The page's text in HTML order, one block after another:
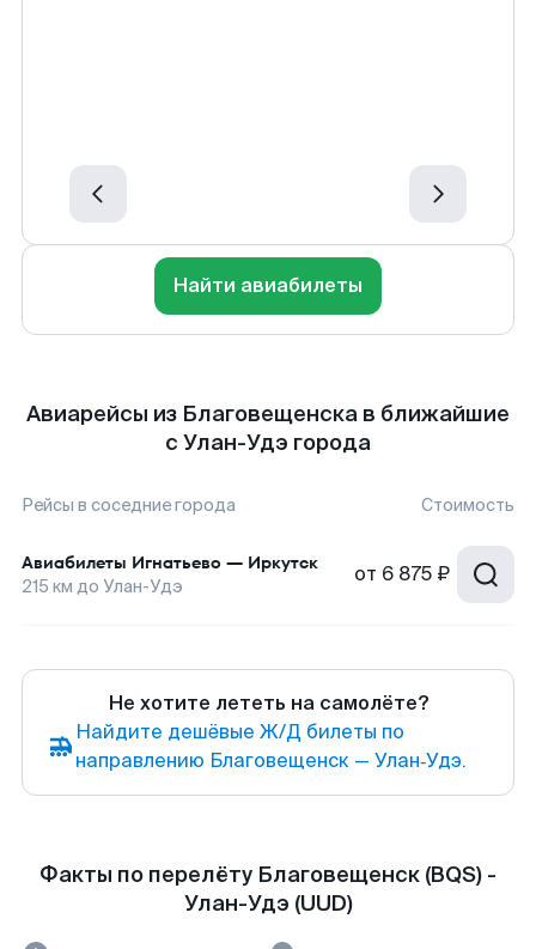
Найти авиабилеты
Авиарейсы из Благовещенска в ближайшие
с Улан-Удэ города
Рейсы в соседние города Стоимость
Авиабилеты Игнатьево — Иркутск
215 км до Улан-Удэ от 6 875 ₽
Не хотите лететь на самолёте?
Найдите дешёвые Ж/Д билеты по
направлению Благовещенск — Улан‑Удэ.
Факты по перелёту Благовещенск (BQS) -
Улан-Удэ (UUD)